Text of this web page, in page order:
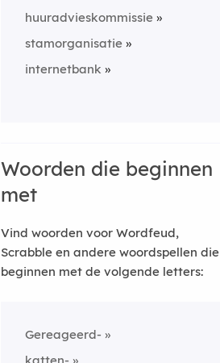
huuradvieskommissie
stamorganisatie
internetbank
Woorden die beginnen
met
Vind woorden voor Wordfeud,
Scrabble en andere woordspellen die
beginnen met de volgende letters:
Gereageerd-